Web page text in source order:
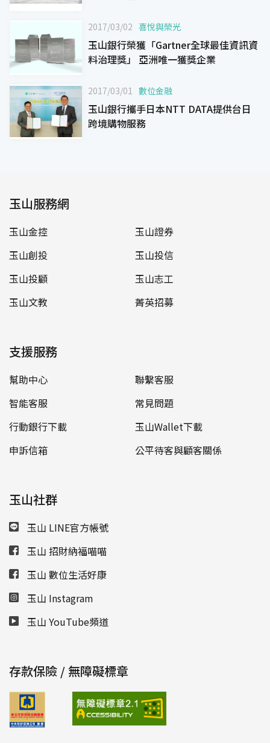
2017/03/02 喜悅與榮光
玉山銀行榮獲「Gartner全球最佳資訊資
料治理獎」 亞洲唯一獲獎企業
2017/03/01 數位金融
玉山銀行攜手日本NTT DATA提供台日
跨境購物服務
玉山服務網
玉山金控
玉山證券
玉山創投
玉山投信
玉山投顧
玉山志工
玉山文教
菁英招募
支援服務
幫助中心
聯繫客服
智能客服
常見問題
行動銀行下載
玉山Wallet下載
申訴信箱
公平待客與顧客關係
玉山社群
玉山 LINE官方帳號
玉山 招財納福喵喵
玉山 數位生活好康
玉山 Instagram
玉山 YouTube頻道
存款保險 / 無障礙標章